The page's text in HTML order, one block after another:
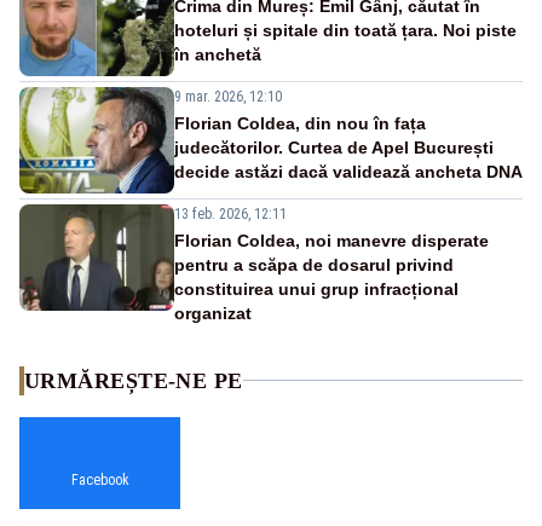
Crima din Mureș: Emil Gânj, căutat în
hoteluri și spitale din toată țara. Noi piste
în anchetă
9 mar. 2026, 12:10
Florian Coldea, din nou în fața
judecătorilor. Curtea de Apel București
decide astăzi dacă validează ancheta DNA
13 feb. 2026, 12:11
Florian Coldea, noi manevre disperate
pentru a scăpa de dosarul privind
constituirea unui grup infracțional
organizat
URMĂREȘTE-NE PE
Facebook